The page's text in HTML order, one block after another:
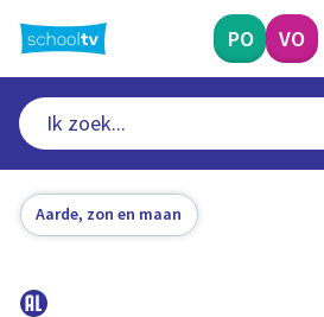
naar
hoofdinhoud
PO VO
Aarde, zon en maan